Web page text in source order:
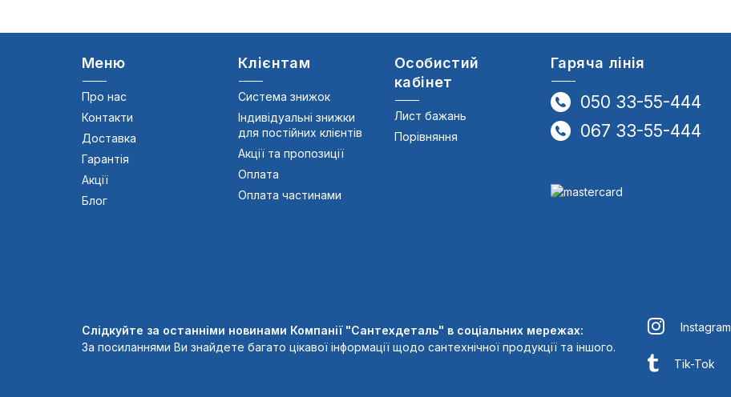
Меню
Про нас
Контакти
Доставка
Гарантія
Акції
Блог
Клієнтам
Система знижок
Індивідуальні знижки
для постійних клієнтів
Акції та пропозиції
Оплата
Оплата частинами
Особистий
кабінет
Лист бажань
Порівняння
Гаряча лінія
050 33-55-444
067 33-55-444
Слідкуйте за останніми новинами Компанії "Сантехдеталь" в соціальних мережах:
За посиланнями Ви знайдете багато цікавої інформації щодо сантехнічної продукції та іншого.
Instagram
Tik-Tok